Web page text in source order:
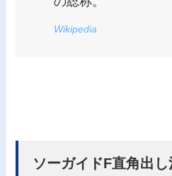
Wikipedia
ソーガイドF直角出